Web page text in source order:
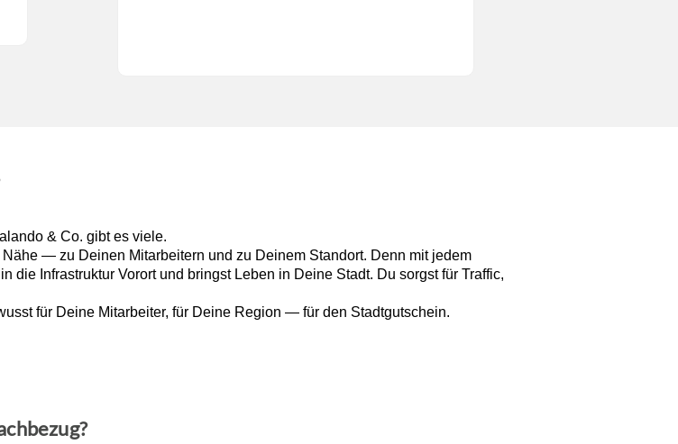
& Co. gibt es viele.
— zu Deinen Mitarbeitern und zu Deinem Standort. Denn mit jedem
die Infrastruktur Vorort und bringst Leben in Deine Stadt. Du sorgst für Traffic,
für Deine Mitarbeiter, für Deine Region — für den Stadtgutschein.